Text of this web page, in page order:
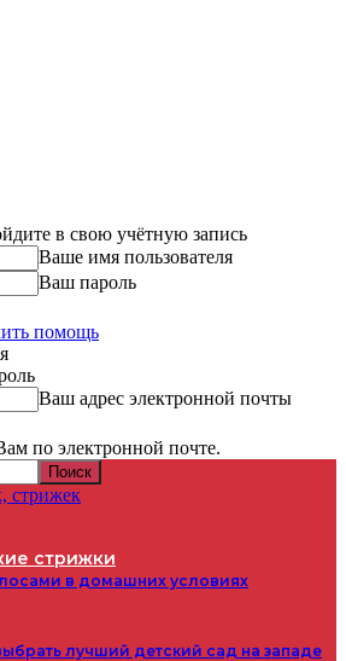
в свою учётную запись
Ваше имя пользователя
Ваш пароль
помощь
Ваш адрес электронной почты
по электронной почте.
стрижек
стрижки
в домашних условиях
лучший детский сад на западе